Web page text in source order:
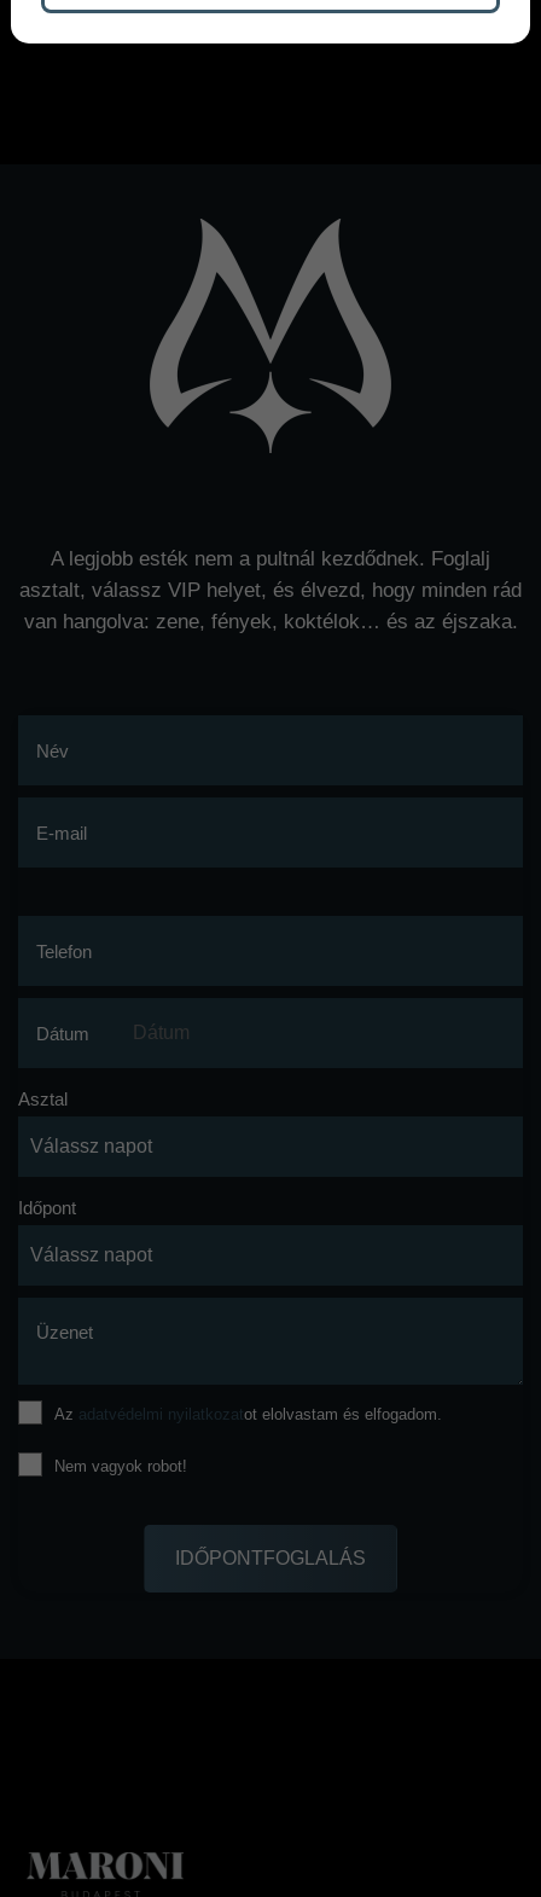
További bejegyzések
A legjobb esték nem a pultnál kezdődnek. Foglalj
asztalt, válassz VIP helyet, és élvezd, hogy minden rád
van hangolva: zene, fények, koktélok… és az éjszaka.
Név
E-mail
Telefon
Dátum
Asztal
Időpont
Üzenet
Az adatvédelmi nyilatkozatot elolvastam és elfogadom.
Nem vagyok robot!
IDŐPONTFOGLALÁS